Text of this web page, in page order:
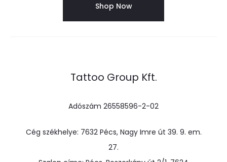
Shop Now
Tattoo Group Kft.
Adószám 26558596-2-02
Cég székhelye: 7632 Pécs, Nagy Imre út 39. 9. em.
27.